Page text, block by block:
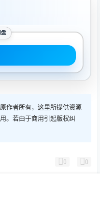
作者所有，这里所提供资源
。若由于商用引起版权纠
0 0